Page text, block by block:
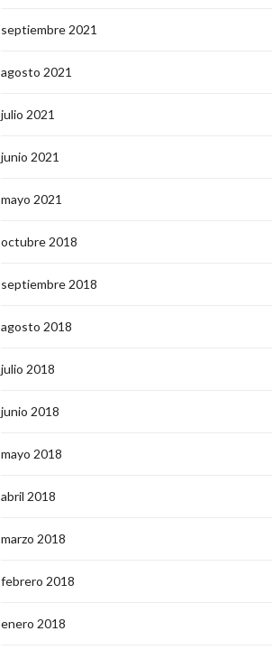
septiembre 2021
agosto 2021
julio 2021
junio 2021
mayo 2021
octubre 2018
septiembre 2018
agosto 2018
julio 2018
junio 2018
mayo 2018
abril 2018
marzo 2018
febrero 2018
enero 2018